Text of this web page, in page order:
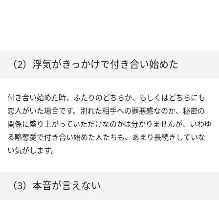
（2）浮気がきっかけで付き合い始めた
付き合い始めた時、ふたりのどちらか、もしくはどちらにも
恋人がいた場合です。別れた相手への罪悪感なのか、秘密の
関係に盛り上がっていただけなのかは分かりませんが、いわゆ
る略奪愛で付き合い始めた人たちも、あまり長続きしていな
い気がします。
（3）本音が言えない